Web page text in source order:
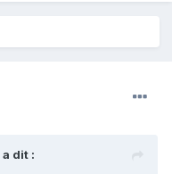
a dit :